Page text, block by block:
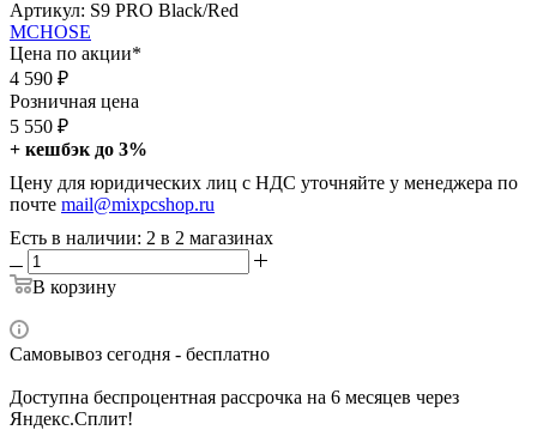
Артикул: S9 PRO Black/Red
MCHOSE
Цена по акции*
4 590 ₽
Розничная цена
5 550 ₽
+ кешбэк до 3%
Цену для юридических лиц с НДС уточняйте у менеджера по
почте mail@mixpcshop.ru
Есть в наличии: 2 в 2 магазинах
В корзину
Самовывоз сегодня - бесплатно
Доступна беспроцентная рассрочка на 6 месяцев через
Яндекс.Сплит!